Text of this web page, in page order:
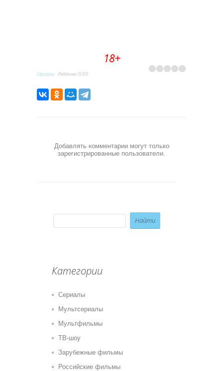
18+
Сериалы Рейтинг:0.0/0
Добавлять комментарии могут только
зарегистрированные пользователи.
Категории
Сериалы
Мультсериалы
Мультфильмы
ТВ-шоу
Зарубежные фильмы
Российские фильмы